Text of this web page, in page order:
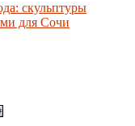
скульптуры
для Сочи